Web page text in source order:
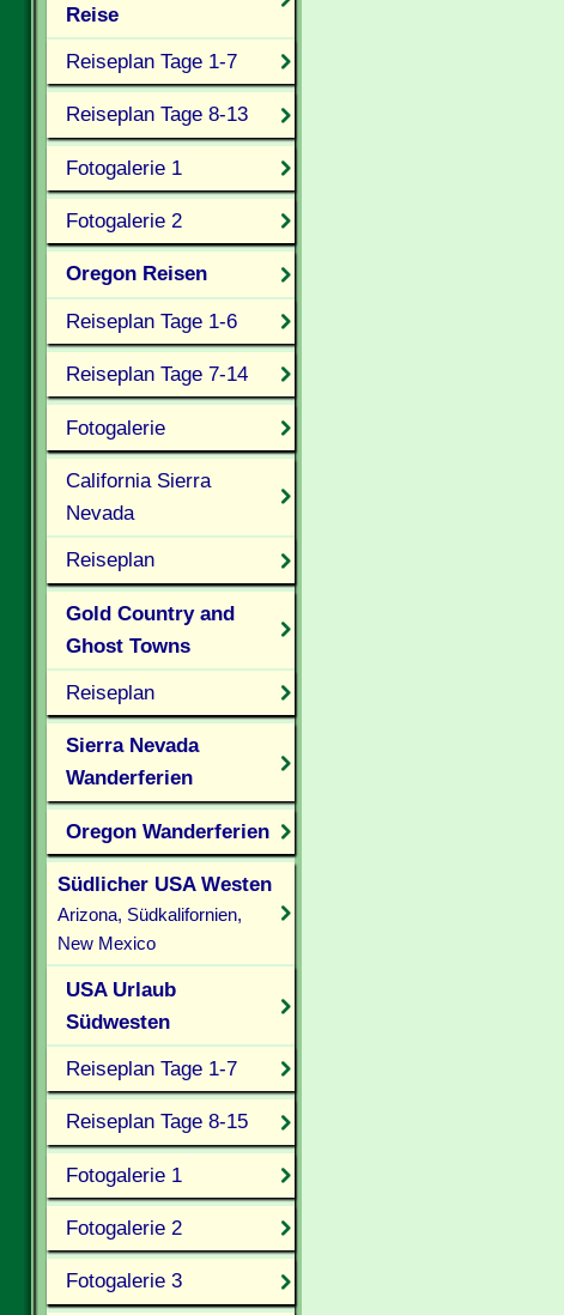
Reise
Reiseplan Tage 1-7
Reiseplan Tage 8-13
Fotogalerie 1
Fotogalerie 2
Oregon Reisen
Reiseplan Tage 1-6
Reiseplan Tage 7-14
Fotogalerie
California Sierra
Nevada
Reiseplan
Gold Country and
Ghost Towns
Reiseplan
Sierra Nevada
Wanderferien
Oregon Wanderferien
Südlicher USA Westen
Arizona, Südkalifornien,
New Mexico
USA Urlaub
Südwesten
Reiseplan Tage 1-7
Reiseplan Tage 8-15
Fotogalerie 1
Fotogalerie 2
Fotogalerie 3